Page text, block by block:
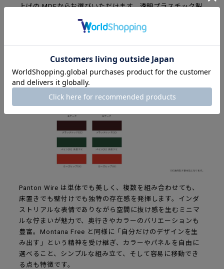
上げの MDFからお選びいただけます。透明プラスチック製
の棚受けが 1セット付属します。
Panton Wire は単体でも美しく、複数を組み合わせても、
床置きでも壁付けでも独特の存在感を発揮します。インダ
ストリアルな表情でありながら空間に抜け感を生むミニマ
ルな佇まいが魅力で、奥行きやカラーのバリエーションも
豊富。Montana Free と同様に「自分だけのデザインを生
み出す」という精神を受け継ぎ、カラーやパネルを自由に
選べること、シンプルな組み立て、そして容易に移動でき
る点も特徴です。